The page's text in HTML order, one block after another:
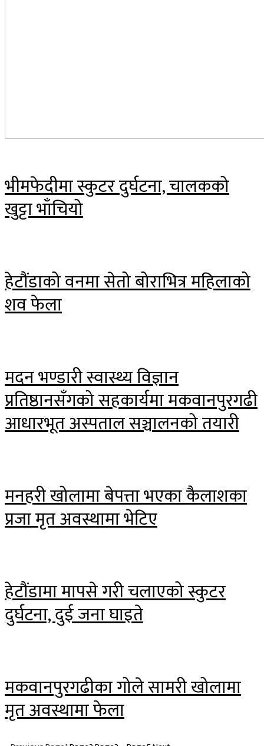
भीमफेदीमा स्कुटर दुर्घटना, चालकको
खुट्टा भाँचियो
हेटौंडाको वनमा सेतो बोराभित्र महिलाको
शव फेला
मदन भण्डारी स्वास्थ्य विज्ञान
प्रतिष्ठानसँगको सहकार्यमा मकवानपुरगढी
आधारभूत अस्पताल सञ्चालनको तयारी
मनहरी खोलामा बेपत्ता भएका कैलाशका
प्रजा मृत अवस्थामा भेटिए
हेटौंडामा मापसे गरी चलाएको स्कुटर
दुर्घटना, दुई जना घाइते
मकवानपुरगढीका गोले सामरी खोलामा
मृत अवस्थामा फेला